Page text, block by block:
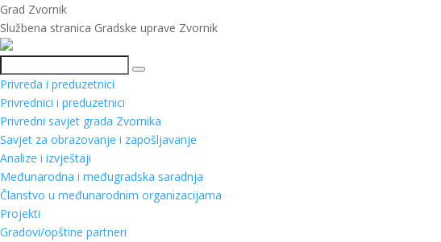
Grad Zvornik
Službena stranica Gradske uprave Zvornik
Pretraga
Privreda i preduzetnici
Privrednici i preduzetnici
Privredni savjet grada Zvornika
Savjet za obrazovanje i zapošljavanje
Analize i izvještaji
Međunarodna i međugradska saradnja
Članstvo u međunarodnim organizacijama
Projekti
Gradovi/opštine partneri